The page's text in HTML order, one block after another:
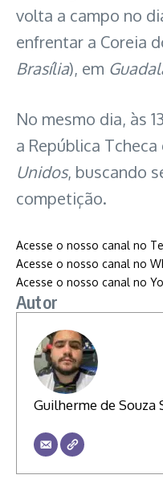
volta a campo no
enfrentar a Coreia
Brasília), em
No mesmo dia, às
a República Tcheca
Unidos, buscando
competição.
Acesse o nosso canal no
Acesse o nosso canal no
Acesse o nosso canal no
Autor
Guilherme de Souza